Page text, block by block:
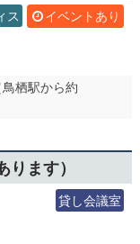
イベントあり
ス
栖駅から約
ます）
貸し会議室